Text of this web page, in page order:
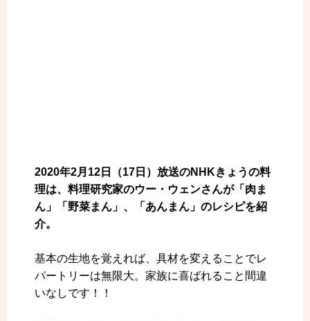
2020年2月12日（17日）放送のNHKきょうの料
理は、料理研究家のウー・ウェンさんが「肉ま
ん」「野菜まん」、「あんまん」のレシピを紹
介。
基本の生地を覚えれば、具材を変えることでレ
パートリーは無限大。家族に喜ばれること間違
いなしです！！